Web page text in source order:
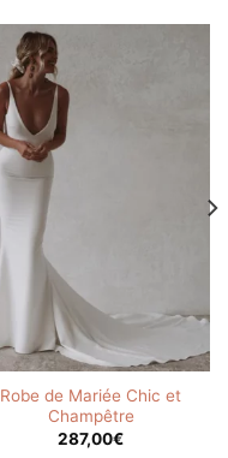
Robe de Mariée Chic et
Champêtre
287,00€